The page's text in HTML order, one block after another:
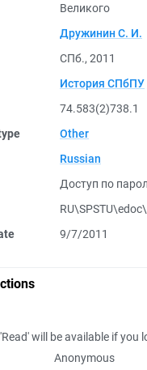
Великого
Дружинин С. И.
СПб., 2011
История СПбПУ
74.583(2)738.1
Other
Russian
Доступ по
9/7/2011
will be available if
Anonymous